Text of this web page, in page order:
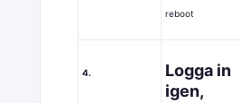
reboot
4.
Logga in
igen,